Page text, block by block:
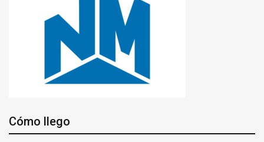
Cómo llego